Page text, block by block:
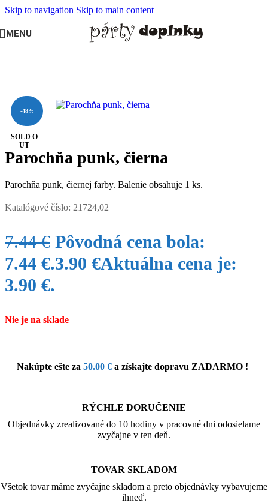
Skip to navigation Skip to main content
MENU
MASKY NA KARNEVAL
-48%
SOLD O
UT
Parochňa punk, čierna
Parochňa punk, čiernej farby. Balenie obsahuje 1 ks.
Katalógové číslo: 21724,02
7.44€ Pôvodná cena bola:
7.44 €.3.90 €Aktuálna cena je:
3.90 €.
Nie je na sklade
Nakúpte ešte za 50.00 € a získajte dopravu ZADARMO !
RÝCHLE DORUČENIE
Objednávky zrealizované do 10 hodiny v pracovné dni odosielame
zvyčajne v ten deň.
TOVAR SKLADOM
Všetok tovar máme zvyčajne skladom a preto objednávky vybavujeme
ihneď.